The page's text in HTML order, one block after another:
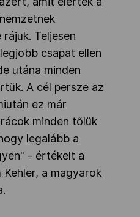
rájuk. Teljesen
csapat ellen
utána minden
A cél persze az
ez már
minden tőlük
legalább a
- értékelt a
a magyarok